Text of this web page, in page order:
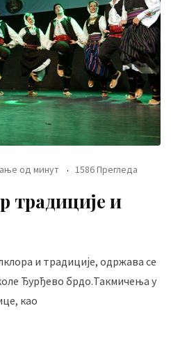
од минут 1586 Прегледа
традиције и
и традиције, одржава се
Ђурђево брдо.Такмичења у
као